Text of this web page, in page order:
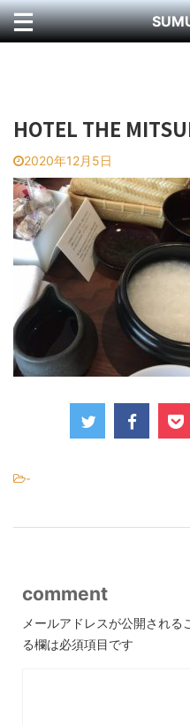
HOTEL THE
2020年12月5日
-
comment
メールアドレスが公開される
る欄は必須項目です